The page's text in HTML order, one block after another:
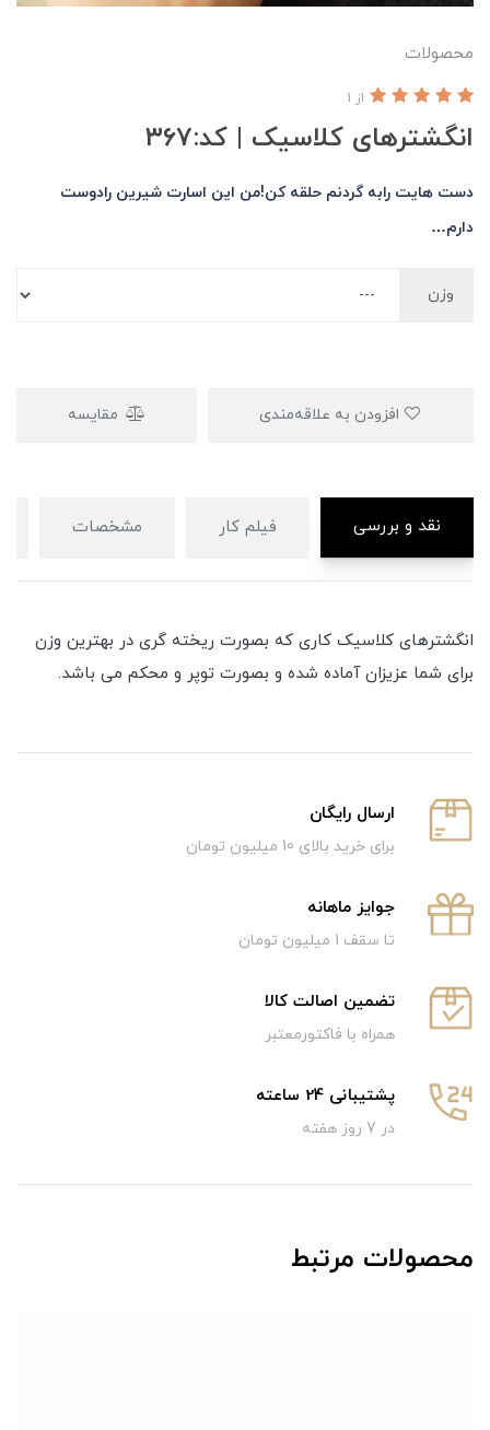
محصولات
انگشترهای کلاسیک | کد:۳۶۷
از 1
دست هایت رابه گردنم حلقه کن!من این اسارت شیرین رادوست
دارم…
وزن
مقایسه
نقد و بررسی فیلم کار مشخصات
انگشترهای کلاسیک کاری که بصورت ریخته گری در بهترین وزن
برای شما عزیزان آماده شده و بصورت توپر و محکم می باشد.
ارسال رایگان
برای خرید بالای 10 میلیون تومان
جوایز ماهانه
تا سقف 1 میلیون تومان
تضمین اصالت کالا
همراه با فاکتورمعتبر
پشتیبانی 24 ساعته
در 7 روز هفته
محصولات مرتبط